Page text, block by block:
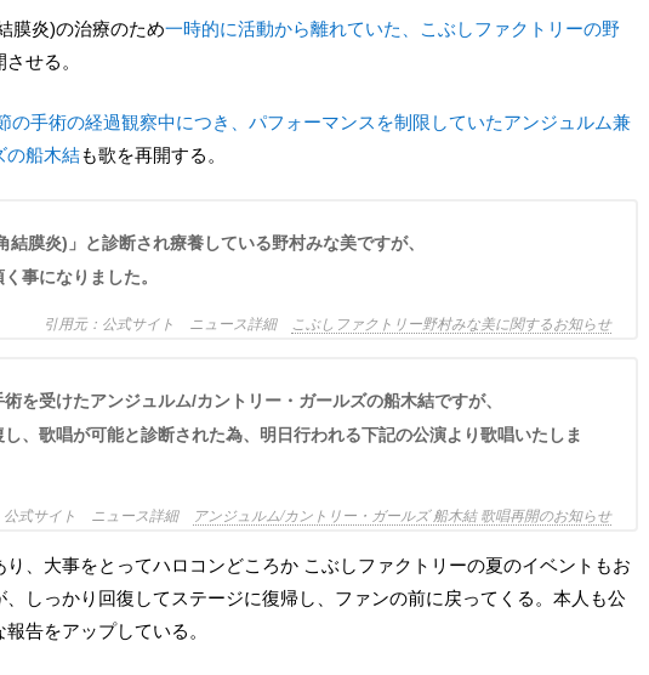
膜炎)の治療のため一時的に活動から離れていた、こぶしファクトリーの野
せる。
の手術の経過観察中につき、パフォーマンスを制限していたアンジュルム兼
の船木結も歌を再開する。
角結膜炎)」と診断され療養している野村みな美ですが、
事になりました。
公式サイト ニュース詳細 こぶしファクトリー野村みな美に関するお知らせ
術を受けたアンジュルム/カントリー・ガールズの船木結ですが、
、歌唱が可能と診断された為、明日行われる下記の公演より歌唱いたしま
公式サイト ニュース詳細 アンジュルム/カントリー・ガールズ 船木結 歌唱再開のお知らせ
しっかり回復してステージに復帰し、ファンの前に戻ってくる。本人も公
告をアップしている。